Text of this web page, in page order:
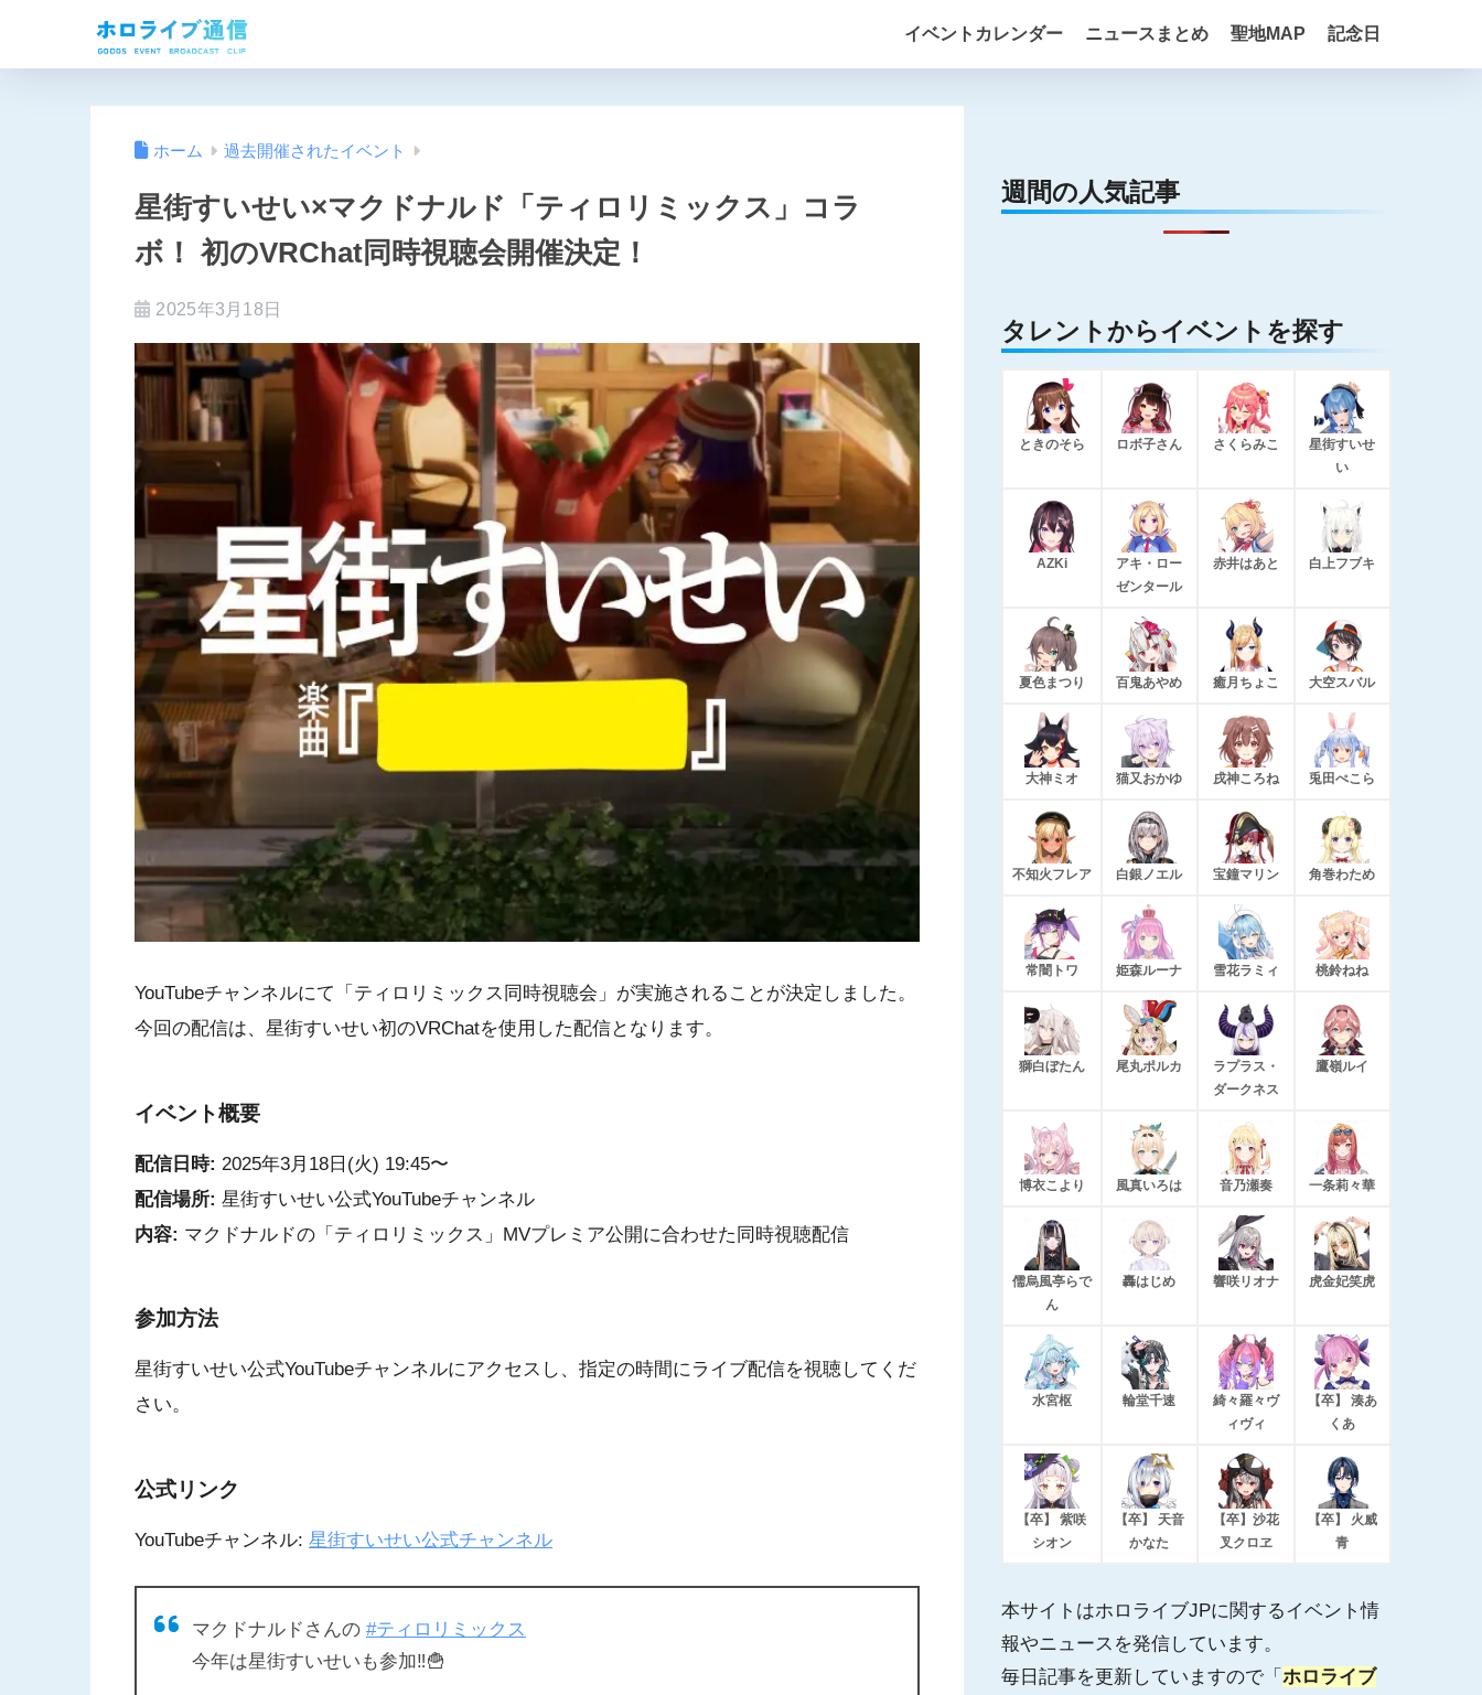
イベントカレンダー ニュースまとめ 聖地MAP 記念日
ホーム 過去開催されたイベント
星街すいせい×マクドナルド「ティロリミックス」コラ
ボ！ 初のVRChat同時視聴会開催決定！
2025年3月18日
YouTubeチャンネルにて「ティロリミックス同時視聴会」が実施されることが決定しました。
今回の配信は、星街すいせい初のVRChatを使用した配信となります。
イベント概要
配信日時: 2025年3月18日(火) 19:45〜
配信場所: 星街すいせい公式YouTubeチャンネル
内容: マクドナルドの「ティロリミックス」MVプレミア公開に合わせた同時視聴配信
参加方法
星街すいせい公式YouTubeチャンネルにアクセスし、指定の時間にライブ配信を視聴してくだ
さい。
公式リンク
YouTubeチャンネル: 星街すいせい公式チャンネル
マクドナルドさんの #ティロリミックス
今年は星街すいせいも参加‼🍟
週間の人気記事
タレントからイベントを探す
ときのそら ロボ子さん さくらみこ
星街すいせ
い
AZKi
アキ・ロー
ゼンタール
赤井はあと 白上フブキ
夏色まつり 百鬼あやめ 癒月ちょこ 大空スバル
大神ミオ 猫又おかゆ 戌神ころね 兎田ぺこら
不知火フレア 白銀ノエル 宝鐘マリン 角巻わため
常闇トワ 姫森ルーナ 雪花ラミィ 桃鈴ねね
獅白ぼたん 尾丸ポルカ
ラプラス・
ダークネス
鷹嶺ルイ
博衣こより 風真いろは 音乃瀬奏 一条莉々華
儒烏風亭らで
ん
轟はじめ 響咲リオナ 虎金妃笑虎
水宮枢 輪堂千速
綺々羅々ヴ
ィヴィ
【卒】 湊あ
くあ
【卒】 紫咲
シオン
【卒】 天音
かなた
【卒】沙花
叉クロヱ
【卒】 火威
青
本サイトはホロライブJPに関するイベント情
報やニュースを発信しています。
毎日記事を更新していますので「 ホロライブ